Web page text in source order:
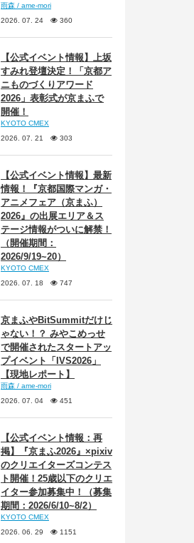
雨森 / ame-mori
2026. 07. 24
360
【公式イベント情報】上坂
すみれ登壇決定！「京都ア
ニものづくりアワード
2026」表彰式が京まふで
開催！
KYOTO CMEX
2026. 07. 21
303
【公式イベント情報】最新
情報！『京都国際マンガ・
アニメフェア（京まふ）
2026』の出展エリア＆ス
テージ情報がついに解禁！
（開催期間：
2026/9/19~20）
KYOTO CMEX
2026. 07. 18
747
京まふやBitSummitだけじ
ゃない！？ みやこめっせ
で開催されたスタートアッ
プイベント「IVS2026」
【現地レポート】
雨森 / ame-mori
2026. 07. 04
451
【公式イベント情報：再
掲】『京まふ2026』×pixiv
のクリエイターズコンテス
ト開催！25歳以下のクリエ
イター参加募集中！（募集
期間：2026/6/10~8/2）
KYOTO CMEX
2026. 06. 29
1151